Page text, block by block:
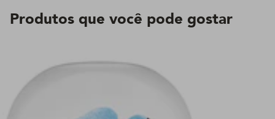
Produtos que você pode gostar